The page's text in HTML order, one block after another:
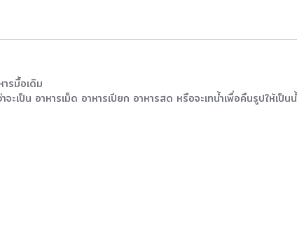
รมื้อเดิม
ะเป็น อาหารเม็ด อาหารเปียก อาหารสด หรือจะเทน้ำเพื่อคืนรูปให้เป็